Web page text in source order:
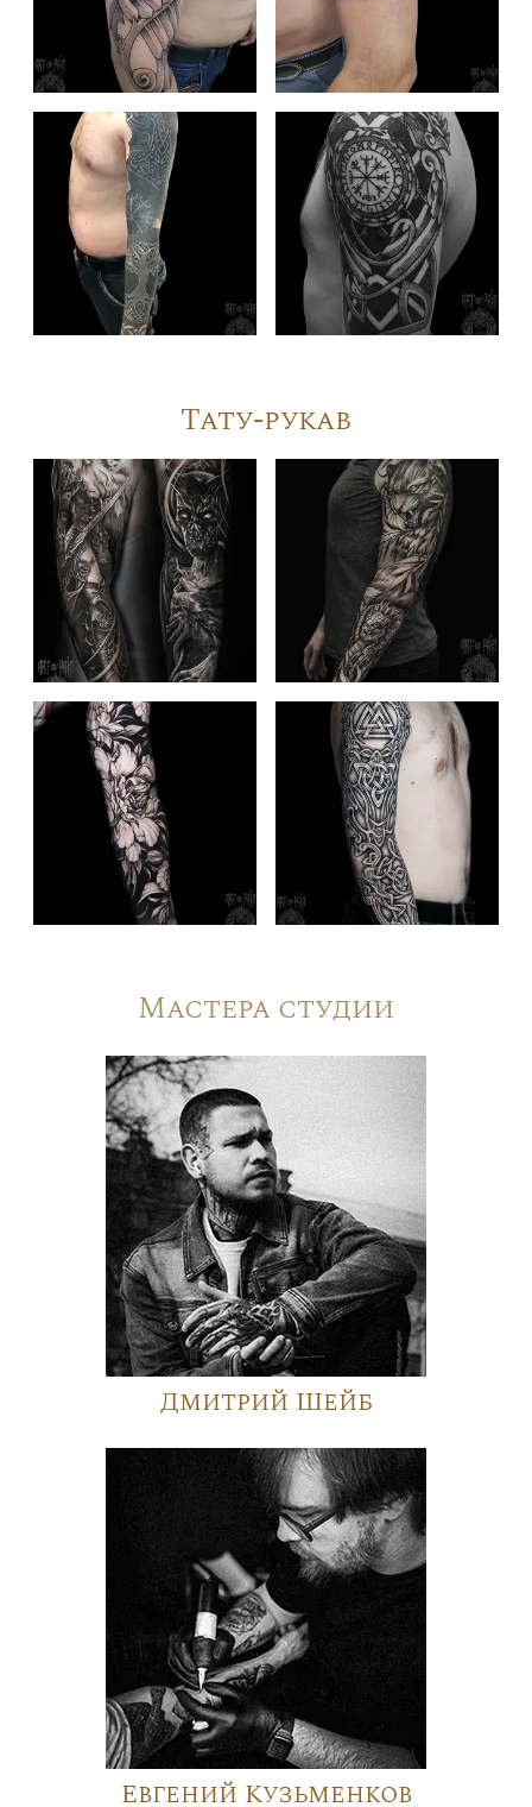
Тату-рукав
Мастера студии
Дмитрий Шейб
Евгений Кузьменков